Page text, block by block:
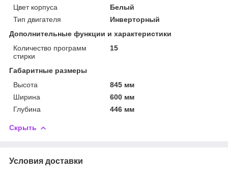
Цвет корпуса
Белый
Тип двигателя
Инверторный
Дополнительные функции и характеристики
Количество программ
стирки
15
Габаритные размеры
Высота
845 мм
Ширина
600 мм
Глубина
446 мм
Скрыть
Условия доставки